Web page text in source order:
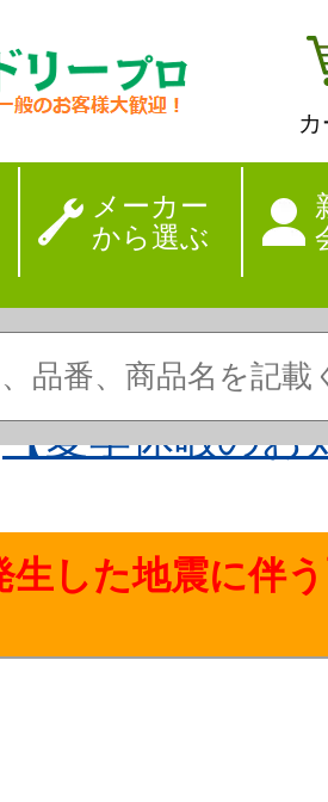
メーカー
から選ぶ
【夏季休暇のお
生した地震に伴